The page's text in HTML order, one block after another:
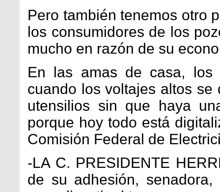
Pero también tenemos otro
los consumidores de los
mucho en razón de su
En las amas de casa, los
cuando los voltajes altos
utensilios sin que haya
porque hoy todo está
Comisión Federal de
-LA C. PRESIDENTE
de su adhesión,